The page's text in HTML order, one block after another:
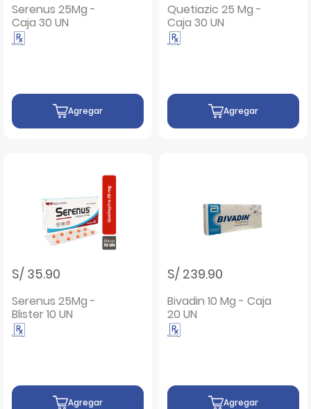
Serenus 25Mg -
Caja 30 UN
Agregar
Quetiazic 25 Mg -
Caja 30 UN
Agregar
S/ 35.90
Serenus 25Mg -
Blister 10 UN
Agregar
S/ 239.90
Bivadin 10 Mg - Caja
20 UN
Agregar